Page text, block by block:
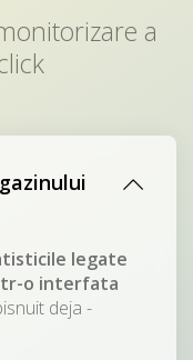
a
legate
o interfata
deja -